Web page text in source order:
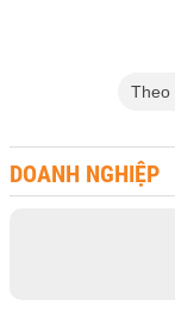
Theo
DOANH NGHIỆP